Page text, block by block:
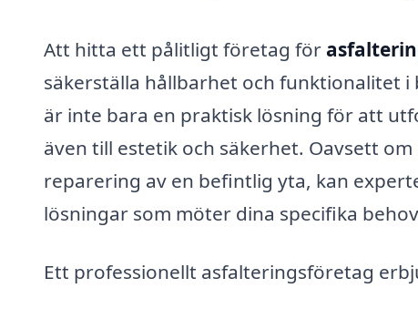
Att hitta ett pålitligt företag för
säkerställa hållbarhet och funktionalitet
är inte bara en praktisk lösning för att
även till estetik och säkerhet. Oavsett
reparering av en befintlig yta, kan
lösningar som möter dina specifika
Ett professionellt asfalteringsföretag